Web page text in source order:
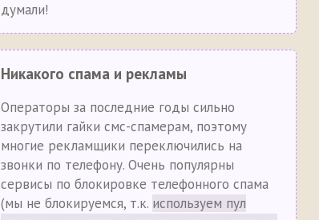
думали!
Никакого спама и рекламы
Операторы за последние годы сильно
закрутили гайки смс-спамерам, поэтому
многие рекламщики переключились на
звонки по телефону. Очень популярны
сервисы по блокировке телефонного спама
(мы не блокируемся, т.к. используем пул